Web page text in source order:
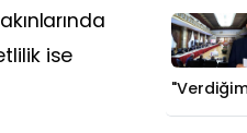
ise